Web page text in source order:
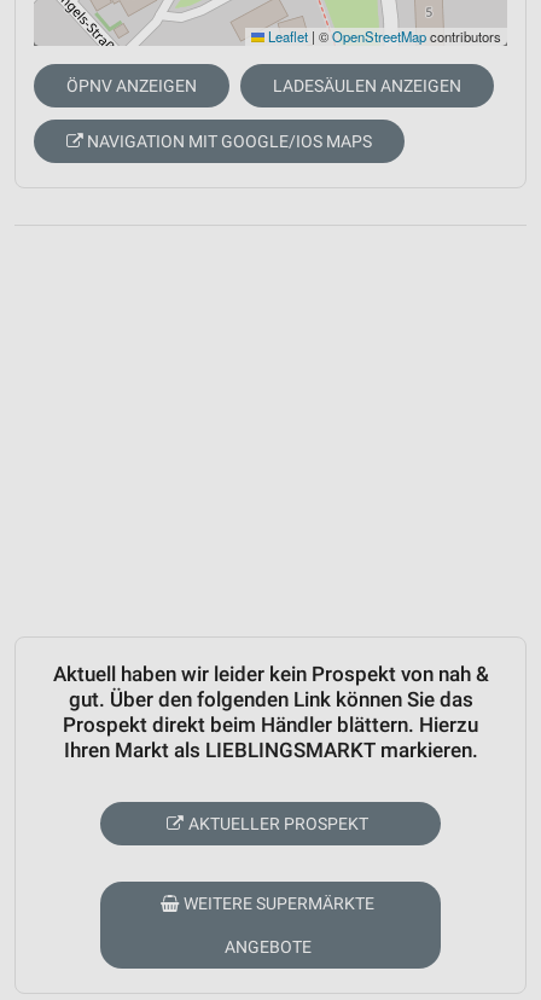
Leaflet | ©OpenStreetMapcontributors
ÖPNV ANZEIGEN LADESÄULEN ANZEIGEN
NAVIGATION MIT GOOGLE/IOS MAPS
Aktuell haben wir leider kein Prospekt von nah &
gut. Über den folgenden Link können Sie das
Prospekt direkt beim Händler blättern. Hierzu
Ihren Markt als LIEBLINGSMARKT markieren.
AKTUELLER PROSPEKT
WEITERE SUPERMÄRKTE
ANGEBOTE